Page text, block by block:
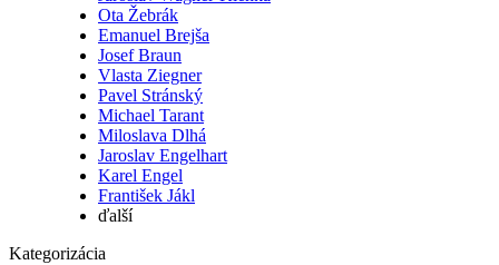
Ota Žebrák
Emanuel Brejša
Josef Braun
Vlasta Ziegner
Pavel Stránský
Michael Tarant
Miloslava Dlhá
Jaroslav Engelhart
Karel Engel
František Jákl
ďalší
Kategorizácia